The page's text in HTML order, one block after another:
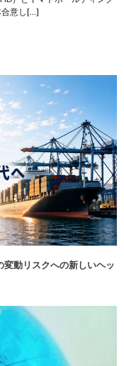
合意し[…]
動リスクへの新しいヘッ